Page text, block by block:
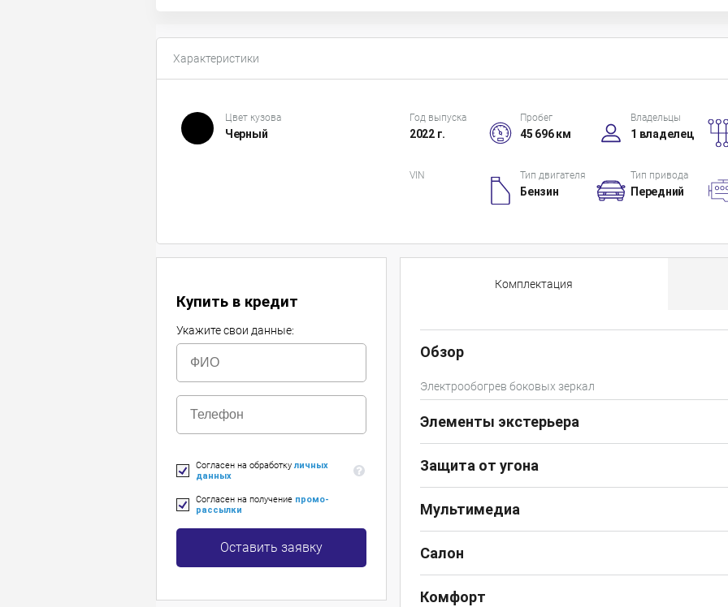
Характеристики
Цвет кузова
Черный
Год выпуска
2022 г.
Пробег
45 696 км
Владельцы
1 владелец
VIN Тип двигателя
Бензин
Тип привода
Передний
Комплектация
Обзор
Электрообогрев боковых зеркал
Элементы экстерьера
Защита от угона
Мультимедиа
Салон
Комфорт
Купить в кредит
Укажите свои данные:
Согласен на обработку личных
данных
Согласен на получение промо-
рассылки
Оставить заявку